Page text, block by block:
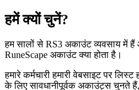
हमें क्यों चुनें?
हम सालों से RS3 अकाउंट व्यवसाय में
RuneScape अकाउंट क्या होता है।
हमारे कर्मचारी हमारी वेबसाइट पर
के लिए सावधानीपूर्वक अकाउंट्स चुनते